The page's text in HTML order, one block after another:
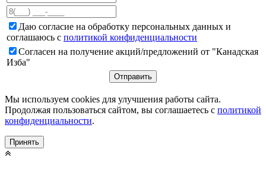
Даю согласие на обработку персональных данных и
соглашаюсь с политикой конфиденциальности
Согласен на получение акций/предложений от "Канадская
Изба"
Мы используем cookies для улучшения работы сайта.
Продолжая пользоваться сайтом, вы соглашаетесь с политикой
конфиденциальности.
Принять